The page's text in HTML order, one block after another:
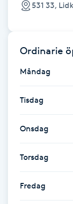
Föning
Gel naglar
Gelenaglar
Gellack
Gellack med
Gravidmassage
Gravidyoga
531 33,
Ordinarie
Måndag
Tisdag
Onsdag
Torsdag
Fredag